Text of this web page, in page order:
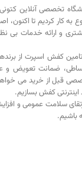
تخصصی آنلاین
که شروع به کار کردیم تا
و ارائه خدمات بی
کفش اسپرت از
ضمانت تعویض و
قبل از خرید می
کفش بسازیم.
سلامت عمومی و
باشیم.